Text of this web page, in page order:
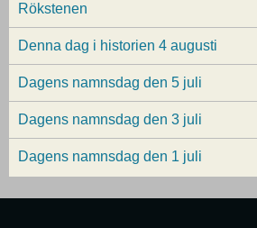
Rökstenen
Denna dag i historien 4 augusti
Dagens namnsdag den 5 juli
Dagens namnsdag den 3 juli
Dagens namnsdag den 1 juli